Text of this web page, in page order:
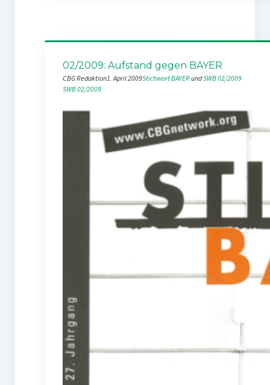
02/2009: Aufstand gegen BAYER
CBG Redaktion1. April 2009Stichwort BAYER und SWB 02/2009
SWB 02/2009